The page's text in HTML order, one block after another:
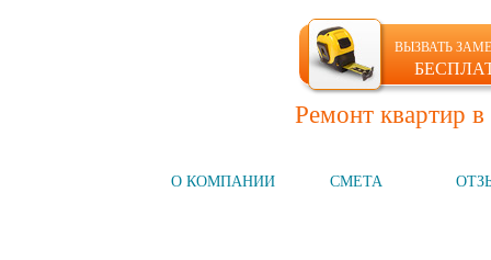
ВЫЗВАТЬ
Ремонт квартир
О КОМПАНИИ СМЕТА